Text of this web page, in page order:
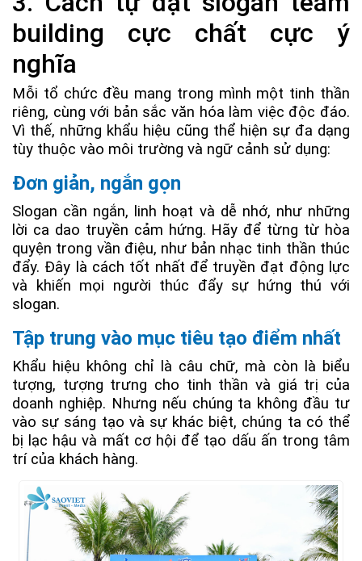
building cực chất cực ý
nghĩa
Mỗi tổ chức đều mang trong mình một tinh thần
riêng, cùng với bản sắc văn hóa làm việc độc đáo.
Vì thế, những khẩu hiệu cũng thể hiện sự đa dạng
tùy thuộc vào môi trường và ngữ cảnh sử dụng:
Đơn giản, ngắn gọn
Slogan cần ngắn, linh hoạt và dễ nhớ, như những
lời ca dao truyền cảm hứng. Hãy để từng từ hòa
quyện trong vần điệu, như bản nhạc tinh thần thúc
đẩy. Đây là cách tốt nhất để truyền đạt động lực
và khiến mọi người thúc đẩy sự hứng thú với
slogan.
Tập trung vào mục tiêu tạo điểm nhất
Khẩu hiệu không chỉ là câu chữ, mà còn là biểu
tượng, tượng trưng cho tinh thần và giá trị của
doanh nghiệp. Nhưng nếu chúng ta không đầu tư
vào sự sáng tạo và sự khác biệt, chúng ta có thể
bị lạc hậu và mất cơ hội để tạo dấu ấn trong tâm
trí của khách hàng.